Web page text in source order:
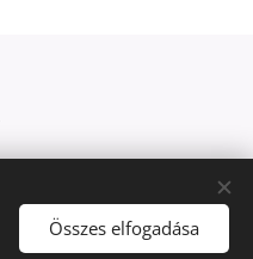
Összes elfogadása